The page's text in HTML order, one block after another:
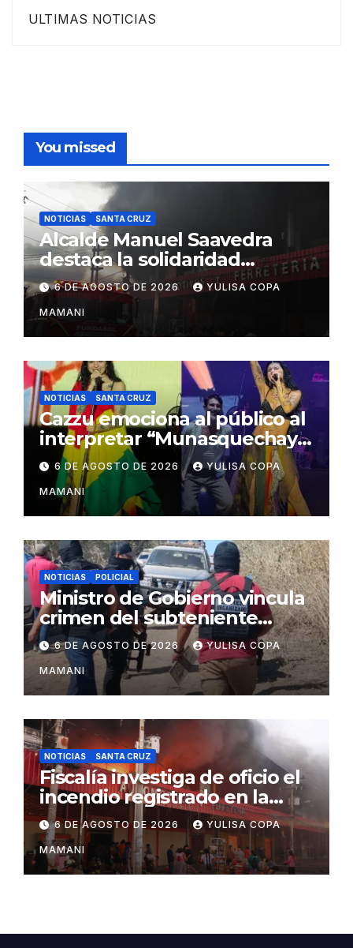
ULTIMAS NOTICIAS
You missed
NOTICIAS SANTA CRUZ
Alcalde Manuel Saavedra
destaca la solidaridad
durante la emergencia en
Barrio Lindo
6 DE AGOSTO DE 2026 YULISA COPA
MAMANI
NOTICIAS SANTA CRUZ
Cazzu emociona al público al
interpretar “Munasquechay”
en su concierto en Santa
Cruz
6 DE AGOSTO DE 2026 YULISA COPA
MAMANI
NOTICIAS POLICIAL
Ministro de Gobierno vincula
crimen del subteniente
Salazar con la red de
Sebastián Marset
6 DE AGOSTO DE 2026 YULISA COPA
MAMANI
NOTICIAS SANTA CRUZ
Fiscalía investiga de oficio el
incendio registrado en la
feria Barrio Lindo
6 DE AGOSTO DE 2026 YULISA COPA
MAMANI